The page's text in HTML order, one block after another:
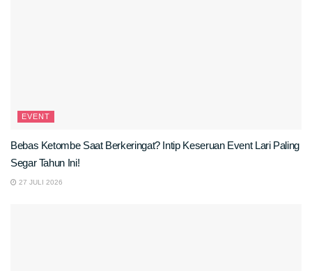
EVENT
Bebas Ketombe Saat Berkeringat? Intip Keseruan Event Lari Paling
Segar Tahun Ini!
27 JULI 2026